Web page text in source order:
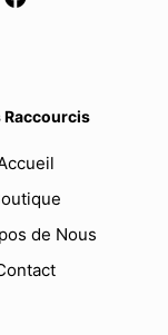
Raccourcis
de Nous